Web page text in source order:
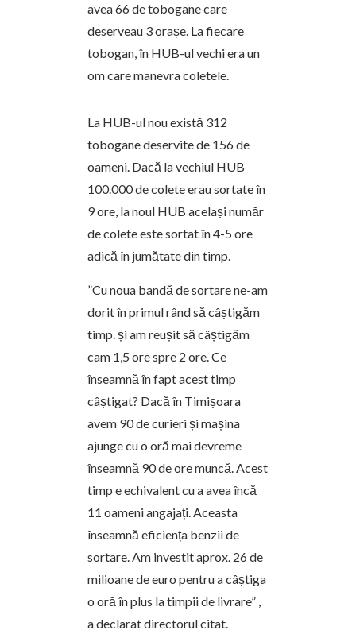
avea 66 de tobogane care
deserveau 3 orașe. La fiecare
tobogan, în HUB-ul vechi era un
om care manevra coletele.
La HUB-ul nou există 312
tobogane deservite de 156 de
oameni. Dacă la vechiul HUB
100.000 de colete erau sortate în
9 ore, la noul HUB același număr
de colete este sortat în 4-5 ore
adică în jumătate din timp.
”Cu noua bandă de sortare ne-am
dorit în primul rând să câștigăm
timp. și am reușit să câștigăm
cam 1,5 ore spre 2 ore. Ce
înseamnă în fapt acest timp
câștigat? Dacă în Timișoara
avem 90 de curieri și mașina
ajunge cu o oră mai devreme
înseamnă 90 de ore muncă. Acest
timp e echivalent cu a avea încă
11 oameni angajați. Aceasta
înseamnă eficiența benzii de
sortare. Am investit aprox. 26 de
milioane de euro pentru a câștiga
o oră în plus la timpii de livrare” ,
a declarat directorul citat.